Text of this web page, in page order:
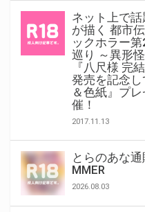
ネット上で
が描く 都市
ックホラー
巡り ～異形
『八尺様 完
発売を記念
＆色紙』プ
催！
2017.11.13
とらのあな
MMER
2026.08.03